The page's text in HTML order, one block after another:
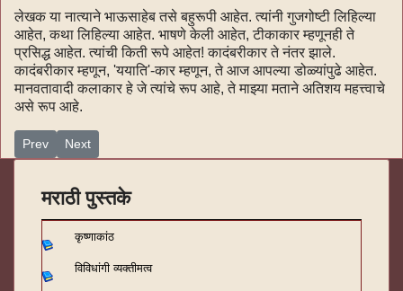
लेखक या नात्याने भाऊसाहेब तसे बहुरूपी आहेत. त्यांनी गुजगोष्टी लिहिल्या
आहेत, कथा लिहिल्या आहेत. भाषणे केली आहेत, टीकाकार म्हणूनही ते
प्रसिद्ध आहेत. त्यांची किती रूपे आहेत! कादंबरीकार ते नंतर झाले.
कादंबरीकार म्हणून, 'ययाति'-कार म्हणून, ते आज आपल्या डोळ्यांपुढे आहेत.
मानवतावादी कलाकार हे जे त्यांचे रूप आहे, ते माझ्या मताने अतिशय महत्त्वाचे
असे रूप आहे.
Previous article: ऋणानुबंध (161)
Prev Next article: ऋणानुबंध (159)
Next
मराठी पुस्तके
कृष्णाकांठ
विविधांगी व्यक्तीमत्व